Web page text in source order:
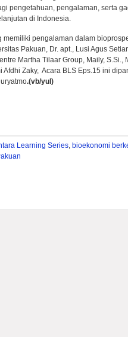
pengetahuan, pengalaman, serta
di Indonesia.
memiliki pengalaman dalam
Pakuan, Dr. apt., Lusi Agus
Martha Tilaar Group, Maily, S.Si.,
Afdhi Zaky, Acara BLS Eps.15 ini
.(vb/yul)
Learning Series, bioekonomi